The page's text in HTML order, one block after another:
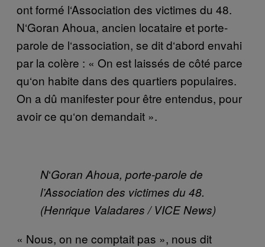
ont formé l‘Association des victimes du 48.
N‘Goran Ahoua, ancien locataire et porte-
parole de l‘association, se dit d‘abord envahi
par la colère : « On est laissés de côté parce
qu‘on habite dans des quartiers populaires.
On a dû manifester pourêtre entendus, pour
avoir ce qu‘on demandait ».
N‘Goran Ahoua, porte-parole de
l’Association des victimes du 48.
(Henrique Valadares / VICE News)
« Nous, on ne comptait pas », nous dit